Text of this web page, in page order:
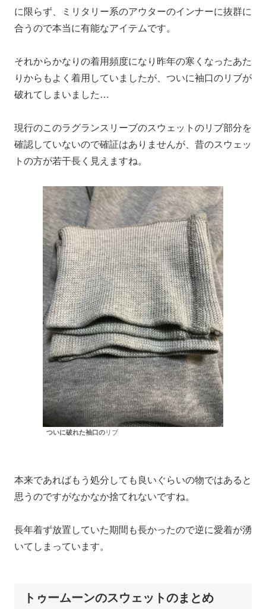
に限らず、ミリタリー系のアウターのインナーに抜群に
合うので本当に有能なアイテムです。
それからかなりの着用頻度になり昨年の寒くなったあた
りからもよく着用していましたが、ついに袖口のリブが
破れてしまいました…
現行のこのラグランスリーブのスウェットのリブ部分を
確認していないので確証はありませんが、昔のスウェッ
トの方が若干長く見えますね。
ついに破れた袖口のリブ
本来であればもう処分しても良いぐらいの物ではあると
思うのですがなかなか捨てれないですね。
長年着ず放置していた期間も長かったので逆に愛着が湧
いてしまっています。
トゥームーンのスウェットのまとめ